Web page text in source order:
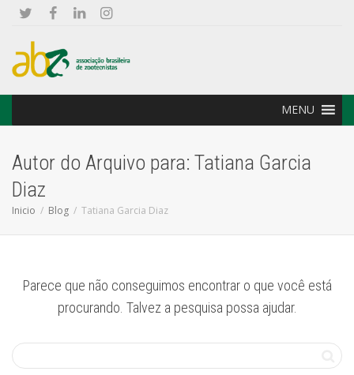
MENU
Autor do Arquivo para: Tatiana Garcia
Diaz
Inicio Blog Tatiana Garcia Diaz
Parece que não conseguimos encontrar o que você está
procurando. Talvez a pesquisa possa ajudar.